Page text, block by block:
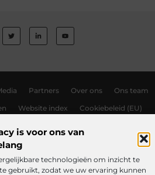
is voor ons van
technologieën om inzicht te
gebruikt, zodat we uw ervaring kunnen
Partners Over ons Ons team
Website index Cookiebeleid (EU)
moet weten voordat je de knoop doorhakt
met jouw website: zo haal je er alles uit